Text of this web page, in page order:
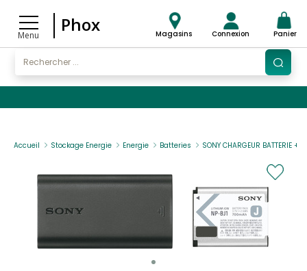
Menu
Phox Magasins Connexion Panier
Accueil Stockage Energie Energie Batteries SONY CHARGEUR BATTERIE +